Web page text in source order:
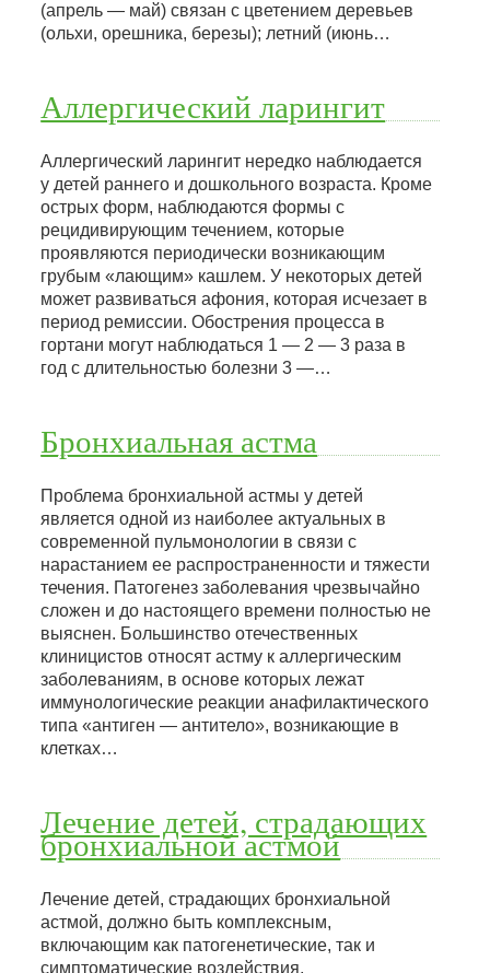
(апрель — май) связан с цветением деревьев
(ольхи, орешника, березы); летний (июнь…
Аллергический ларингит
Аллергический ларингит нередко наблюдается
у детей раннего и дошкольного возраста. Кроме
острых форм, наблюдаются формы с
рецидивирующим течением, которые
проявляются периодически возникающим
грубым «лающим» кашлем. У некоторых детей
может развиваться афония, которая исчезает в
период ремиссии. Обострения процесса в
гортани могут наблюдаться 1 — 2 — 3 раза в
год с длительностью болезни 3 —…
Бронхиальная астма
Проблема бронхиальной астмы у детей
является одной из наиболее актуальных в
современной пульмонологии в связи с
нарастанием ее распространенности и тяжести
течения. Патогенез заболевания чрезвычайно
сложен и до настоящего времени полностью не
выяснен. Большинство отечественных
клиницистов относят астму к аллергическим
заболеваниям, в основе которых лежат
иммунологические реакции анафилактического
типа «антиген — антитело», возникающие в
клетках…
Лечение детей, страдающих
бронхиальной астмой
Лечение детей, страдающих бронхиальной
астмой, должно быть комплексным,
включающим как патогенетические, так и
симптоматические воздействия,